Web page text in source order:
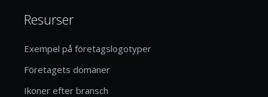
Resurser
Exempel på företagslogotyper
Företagets domäner
Ikoner efter bransch